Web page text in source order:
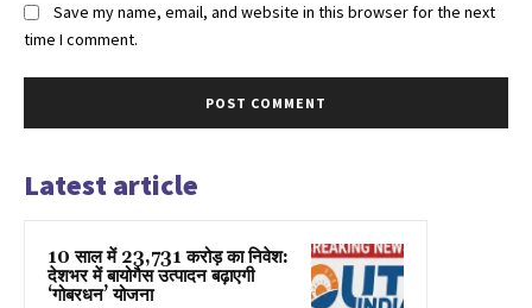
Save my name, email, and website in this browser for the next
time I comment.
Latest article
10 साल में 23,731 करोड़ का निवेश:
देशभर में बायोगैस उत्पादन बढ़ाएगी
‘गोबरधन’ योजना